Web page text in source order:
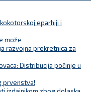
eparhiji i
može
razvojna prekretnica za
Distribucija počinje u
prvenstva!